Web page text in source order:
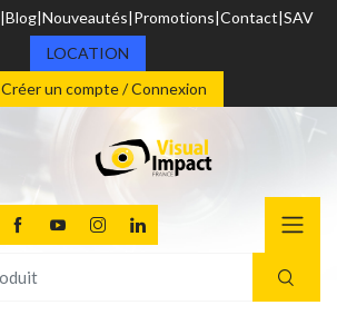
Blog Nouveautés Promotions Contact SAV
LOCATION
Créer un compte / Connexion